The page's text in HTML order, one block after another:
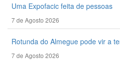
Uma Expofacic feita de pessoas
7 de Agosto 2026
Rotunda do Almegue pode vir a
7 de Agosto 2026